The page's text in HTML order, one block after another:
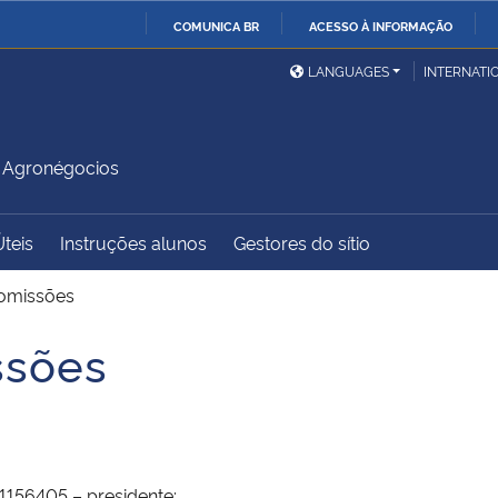
COMUNICA BR ACESSO À INFORMAÇÃO
Ministério da Defesa
Ministério das Relações
Exteriores
Ministério do
Desenvolvimento Regional
Controladoria-Geral da
Advocacia-Geral da União
LANGUAGES
Instruções alunos Gestores do sítio